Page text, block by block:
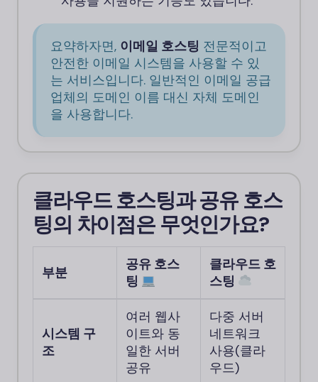
요약하자면, 이메일 호스팅 전문적이고
안전한 이메일 시스템을 사용할 수 있
는 서비스입니다. 일반적인 이메일 공급
업체의 도메인 이름 대신 자체 도메인
을 사용합니다.
클라우드 호스팅과 공유 호스
팅의 차이점은 무엇인가요?
부분
공유 호스
팅
클라우드 호
스팅
시스템 구
조
여러 웹사
이트와 동
일한 서버
공유
다중 서버
네트워크
사용(클라
우드)